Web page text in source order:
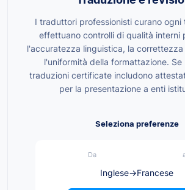
I traduttori professionisti curano ogni
effettuano controlli di qualità interni
l'accuratezza linguistica, la
l'uniformità della formattazione. Se
traduzioni certificate includono
per la presentazione a enti
Seleziona preferenze
Da
Inglese→Francese